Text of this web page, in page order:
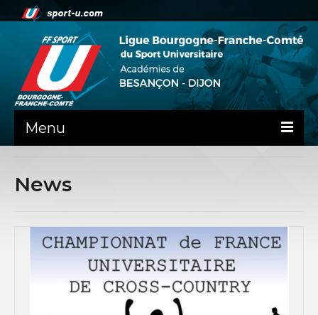
Menu
PRÉSENTATION
PEPS DIJON
BESANÇON
News